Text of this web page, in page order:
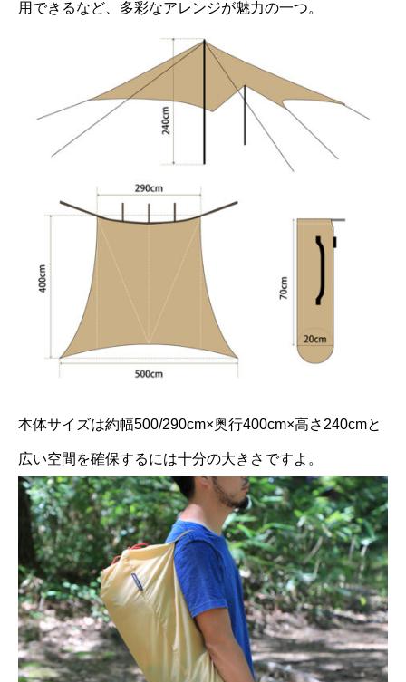
用できるなど、多彩なアレンジが魅力の一つ。
本体サイズは約幅500/290cm×奥行400cm×高さ240cmと
広い空間を確保するには十分の大きさですよ。